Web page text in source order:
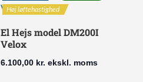
Høj løftehastighed
El Hejs model DM200I
Velox
6.100,00 kr. ekskl. moms